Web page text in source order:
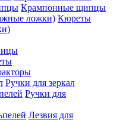
Крампонные щипцы
Кюреты
Ручки для зеркал
Ручки для
Лезвия для